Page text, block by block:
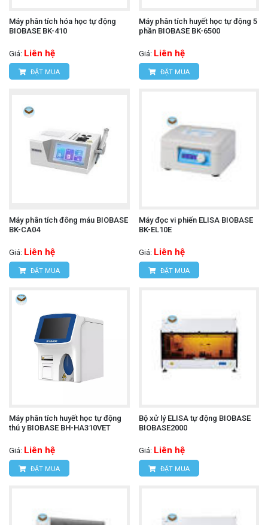
Máy phân tích hóa học tự động
BIOBASE BK-410
Giá: Liên hệ
ĐẶT MUA
Máy phân tích huyết học tự động 5
phần BIOBASE BK-6500
Giá: Liên hệ
ĐẶT MUA
Máy phân tích đông máu BIOBASE
BK-CA04
Giá: Liên hệ
ĐẶT MUA
Máy đọc vi phiến ELISA BIOBASE
BK-EL10E
Giá: Liên hệ
ĐẶT MUA
Máy phân tích huyết học tự động
thú y BIOBASE BH-HA310VET
Giá: Liên hệ
ĐẶT MUA
Bộ xử lý ELISA tự động BIOBASE
BIOBASE2000
Giá: Liên hệ
ĐẶT MUA